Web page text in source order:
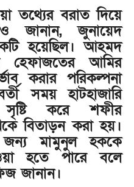
তথ্যের বরাত দিয়ে
জানান, জুনায়েদ
হয়েছিল। আহমদ
হেফাজতের আমির
করার পরিকল্পনা
সময় হাটহাজারি
সৃষ্টি করে শফীর
বিতাড়ন করা হয়।
জন্য মামুনুল হককে
হতে পারে বলে
জানান।